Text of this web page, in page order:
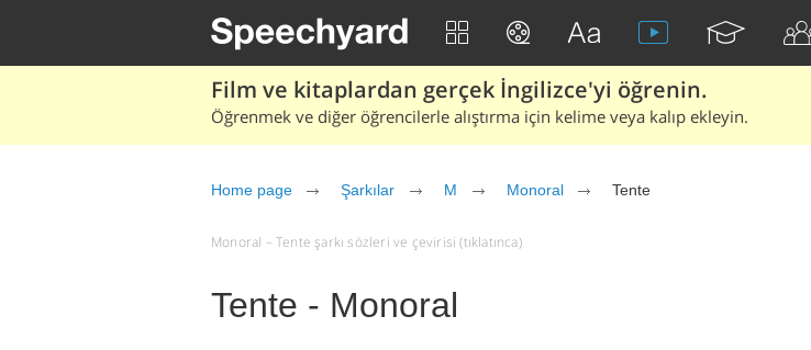
Film ve kitaplardan gerçek İngilizce'yi öğrenin.
Öğrenmek ve diğer öğrencilerle alıştırma için kelime veya kalıp ekleyin.
Home page Şarkılar M Monoral Tente
Monoral – Tente şarkı sözleri ve çevirisi (tıklatınca)
Tente - Monoral